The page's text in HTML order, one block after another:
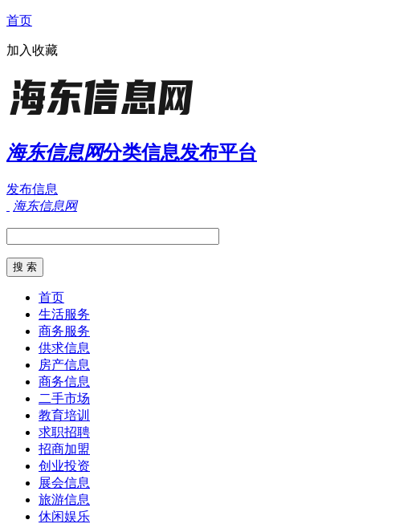
首页
加入收藏
海东信息网分类信息发布平台
发布信息
海东信息网
首页
生活服务
商务服务
供求信息
房产信息
商务信息
二手市场
教育培训
求职招聘
招商加盟
创业投资
展会信息
旅游信息
休闲娱乐